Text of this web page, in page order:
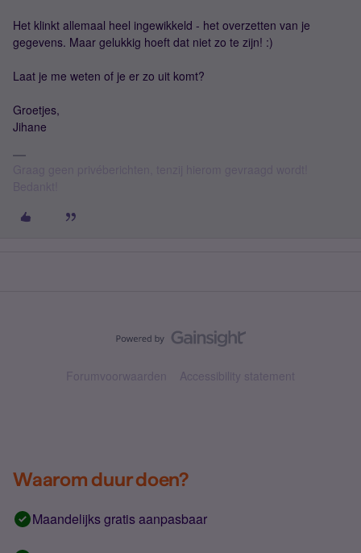
Het klinkt allemaal heel ingewikkeld - het overzetten van je
gegevens. Maar gelukkig hoeft dat niet zo te zijn! :)
Laat je me weten of je er zo uit komt?
Groetjes,
Jihane
Forumvoorwaarden Accessibility statement
Waarom duur doen?
Maandelijks gratis aanpasbaar